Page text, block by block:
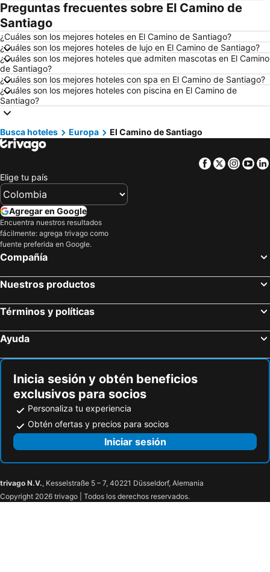
Hoteles en Melgar
Hoteles en París
Hoteles en Roma
Hoteles en Pereira
Hoteles en Orlando
Hoteles en Villavicencio
Hoteles en Río de Janeiro
Hoteles en Girardot
Hoteles en Panamá
Hoteles en Santiago de Chile
Hoteles en Madrid
Hoteles en Los Cabos
Hoteles en Isla Margarita
Hoteles en Riviera Maya
Hoteles en Risaralda
Hoteles en Argentina
Hoteles en Jamaica
Hoteles en Bahamas
Hoteles en Florida
Hoteles en Portugal
Preguntas frecuentes sobre El Camino de
Santiago
¿Cuáles son los mejores hoteles en El Camino de Santiago?
¿Cuáles son los mejores hoteles de lujo en El Camino de Santiago?
¿Cuáles son los mejores hoteles que admiten mascotas en El Camino
de Santiago?
¿Cuáles son los mejores hoteles con spa en El Camino de Santiago?
¿Cuáles son los mejores hoteles con piscina en El Camino de
Santiago?
Busca hoteles Europa El Camino de Santiago
Facebook
Twitter
Elige tu país
Agregar en Google
Encuentra nuestros resultados
fácilmente: agrega trivago como
fuente preferida en Google.
Compañía
Nuestros productos
Términos y políticas
Ayuda
Inicia sesión y obtén beneficios
exclusivos para socios
Personaliza tu experiencia
Obtén ofertas y precios para socios
Iniciar sesión
trivago N.V., Kesselstraße 5 – 7, 40221 Düsseldorf, Alemania
Copyright 2026 trivago | Todos los derechos reservados.